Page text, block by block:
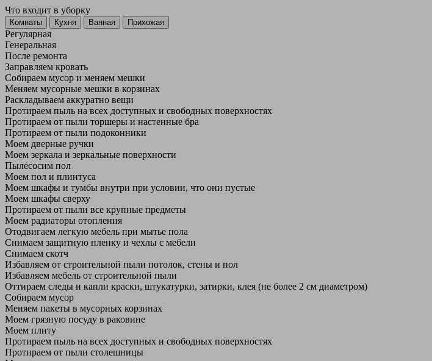
Что входит в уборку
Регу­лярная
Гене­ральная
После ремонта
Заправляем кровать
Собираем мусор и меняем мешки
Меняем мусорные мешки в корзинах
Раскладываем аккуратно вещи
Протираем пыль на всех доступных и свободных поверхностях
Протираем от пыли торшеры и настенные бра
Протираем от пыли подоконники
Моем дверные ручки
Моем зеркала и зеркальные поверхности
Пылесосим пол
Моем пол и плинтуса
Моем шкафы и тумбы внутри при условии, что они пустые
Моем шкафы сверху
Протираем от пыли все крупные предметы
Моем радиаторы отопления
Отодвигаем легкую мебель при мытье пола
Снимаем защитную пленку и чехлы с мебели
Снимаем скотч
Избавляем от строительной пыли потолок, стены и пол
Избавляем мебель от строительной пыли
Оттираем следы и капли краски, штукатурки, затирки, клея (не более 2 см диаметром)
Собираем мусор
Меняем пакеты в мусорных корзинах
Моем грязную посуду в раковине
Моем плиту
Протираем пыль на всех доступных и свободных поверхностях
Протираем от пыли столешницы